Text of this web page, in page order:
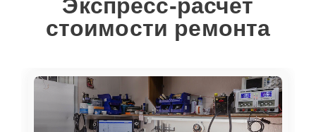
Экспресс-расчет
стоимости ремонта